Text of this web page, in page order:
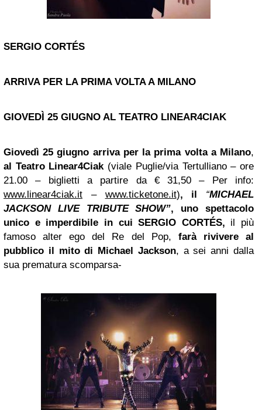
SERGIO CORTÉS
ARRIVA PER LA PRIMA VOLTA A MILANO
GIOVEDÌ 25 GIUGNO AL TEATRO LINEAR4CIAK
Giovedì 25 giugno arriva per la prima volta a Milano,
al Teatro Linear4Ciak (viale Puglie/via Tertulliano – ore
21.00 – biglietti a partire da € 31,50 – Per info:
www.linear4ciak.it – www.ticketone.it), il “MICHAEL
JACKSON LIVE TRIBUTE SHOW”, uno spettacolo
unico e imperdibile in cui SERGIO CORTÉS, il più
famoso alter ego del Re del Pop, farà rivivere al
pubblico il mito di Michael Jackson, a sei anni dalla
sua prematura scomparsa-